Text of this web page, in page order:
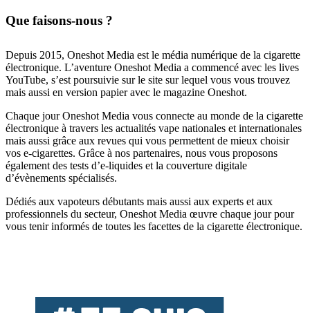
Que faisons-nous ?
Depuis 2015, Oneshot Media est le média numérique de la cigarette
électronique. L’aventure Oneshot Media a commencé avec les lives
YouTube, s’est poursuivie sur le site sur lequel vous vous trouvez
mais aussi en version papier avec le magazine Oneshot.
Chaque jour Oneshot Media vous connecte au monde de la cigarette
électronique à travers les actualités vape nationales et internationales
mais aussi grâce aux revues qui vous permettent de mieux choisir
vos e-cigarettes. Grâce à nos partenaires, nous vous proposons
également des tests d’e-liquides et la couverture digitale
d’évènements spécialisés.
Dédiés aux vapoteurs débutants mais aussi aux experts et aux
professionnels du secteur, Oneshot Media œuvre chaque jour pour
vous tenir informés de toutes les facettes de la cigarette électronique.